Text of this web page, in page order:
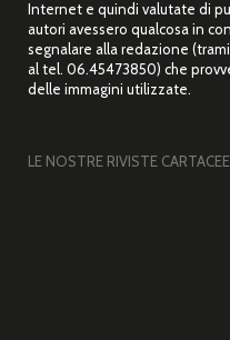
Internet e quindi valutate di
autori avessero qualcosa in
segnalare alla redazione
al tel. 06.45473850) che
delle immagini utilizzate.
LE NOSTRE RIVISTE CARTACEE